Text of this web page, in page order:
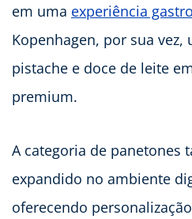
em uma experiência
Kopenhagen, por sua
pistache e doce de leite
premium.
A categoria de panetones
expandido no ambiente
oferecendo